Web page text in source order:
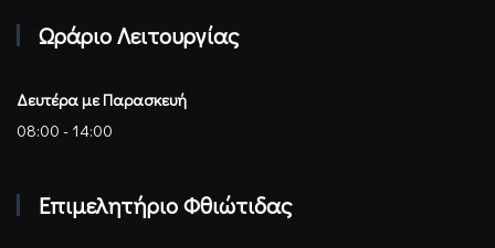
Ωράριο Λειτουργίας
Δευτέρα με Παρασκευή
08:00 - 14:00
Επιμελητήριο Φθιώτιδας